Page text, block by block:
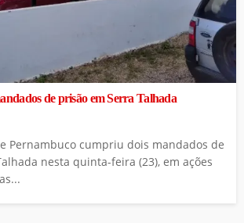
de prisão em Serra Talhada
Pernambuco cumpriu dois mandados de
nesta quinta-feira (23), em ações